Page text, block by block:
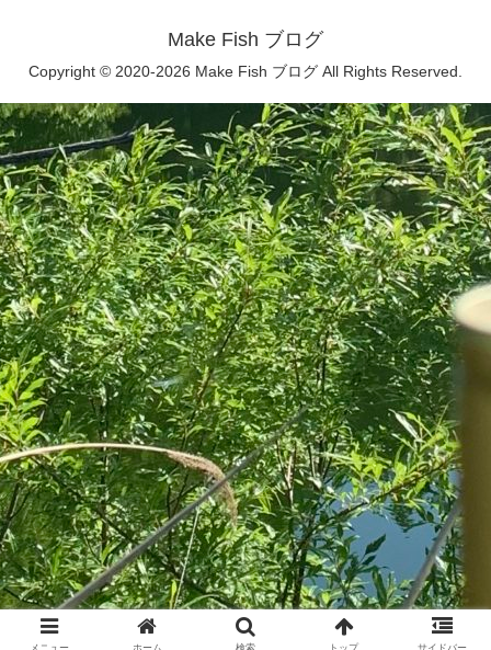
Make Fish ブログ
Copyright © 2020-2026 Make Fish ブログ All Rights Reserved.
メニュー ホーム 検索 トップ サイドバー